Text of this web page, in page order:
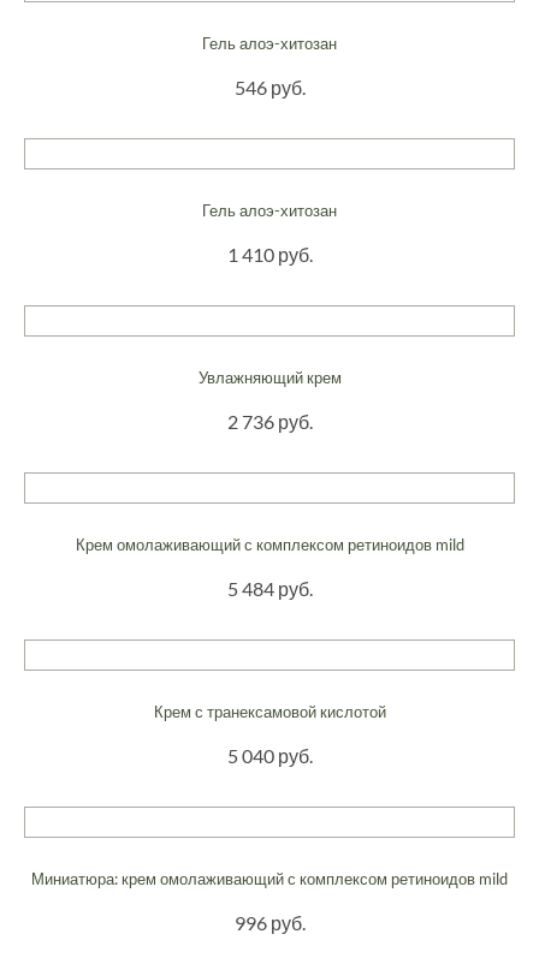
Гель алоэ-хитозан
546 руб.
Гель алоэ-хитозан
1 410 руб.
Увлажняющий крем
2 736 руб.
Крем омолаживающий с комплексом ретиноидов mild
5 484 руб.
Крем с транексамовой кислотой
5 040 руб.
Миниатюра: крем омолаживающий с комплексом ретиноидов mild
996 руб.